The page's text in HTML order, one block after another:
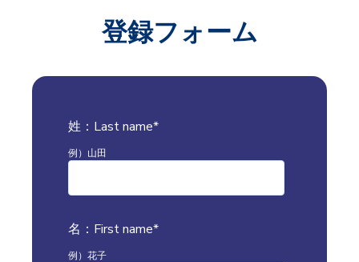
登録フォーム
姓：Last name*
例）山田
名：First name*
例）花子